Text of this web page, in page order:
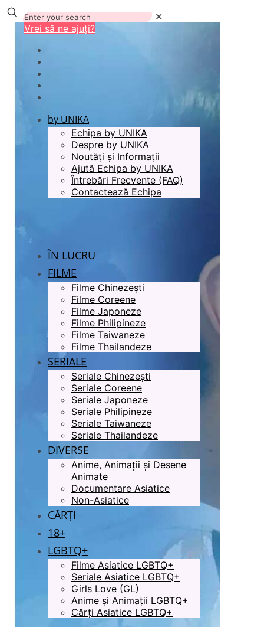
✕
Vrei să ne ajuți?
by UNIKA
Echipa by UNIKA
Despre by UNIKA
Noutăți și Informații
Ajută Echipa by UNIKA
Întrebări Frecvente (FAQ)
Contactează Echipa
ÎN LUCRU
FILME
Filme Chinezești
Filme Coreene
Filme Japoneze
Filme Philipineze
Filme Taiwaneze
Filme Thailandeze
SERIALE
Seriale Chinezești
Seriale Coreene
Seriale Japoneze
Seriale Philipineze
Seriale Taiwaneze
Seriale Thailandeze
DIVERSE
Anime, Animații și Desene
Animate
Documentare Asiatice
Non-Asiatice
CĂRȚI
18+
LGBTQ+
Filme Asiatice LGBTQ+
Seriale Asiatice LGBTQ+
Girls Love (GL)
Anime și Animații LGBTQ+
Cărți Asiatice LGBTQ+